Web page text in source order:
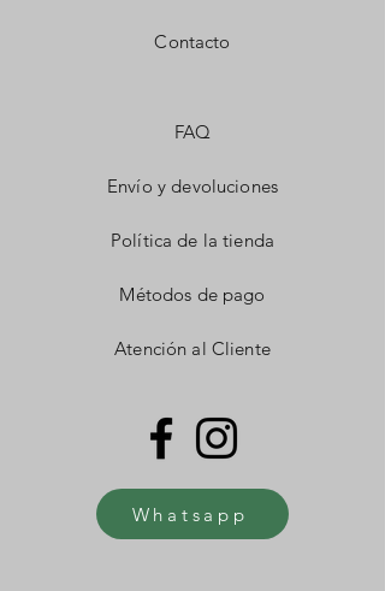
Contacto
FAQ
Envío y devoluciones
Política de la tienda
Métodos de pago
Atención al Cliente
Whatsapp